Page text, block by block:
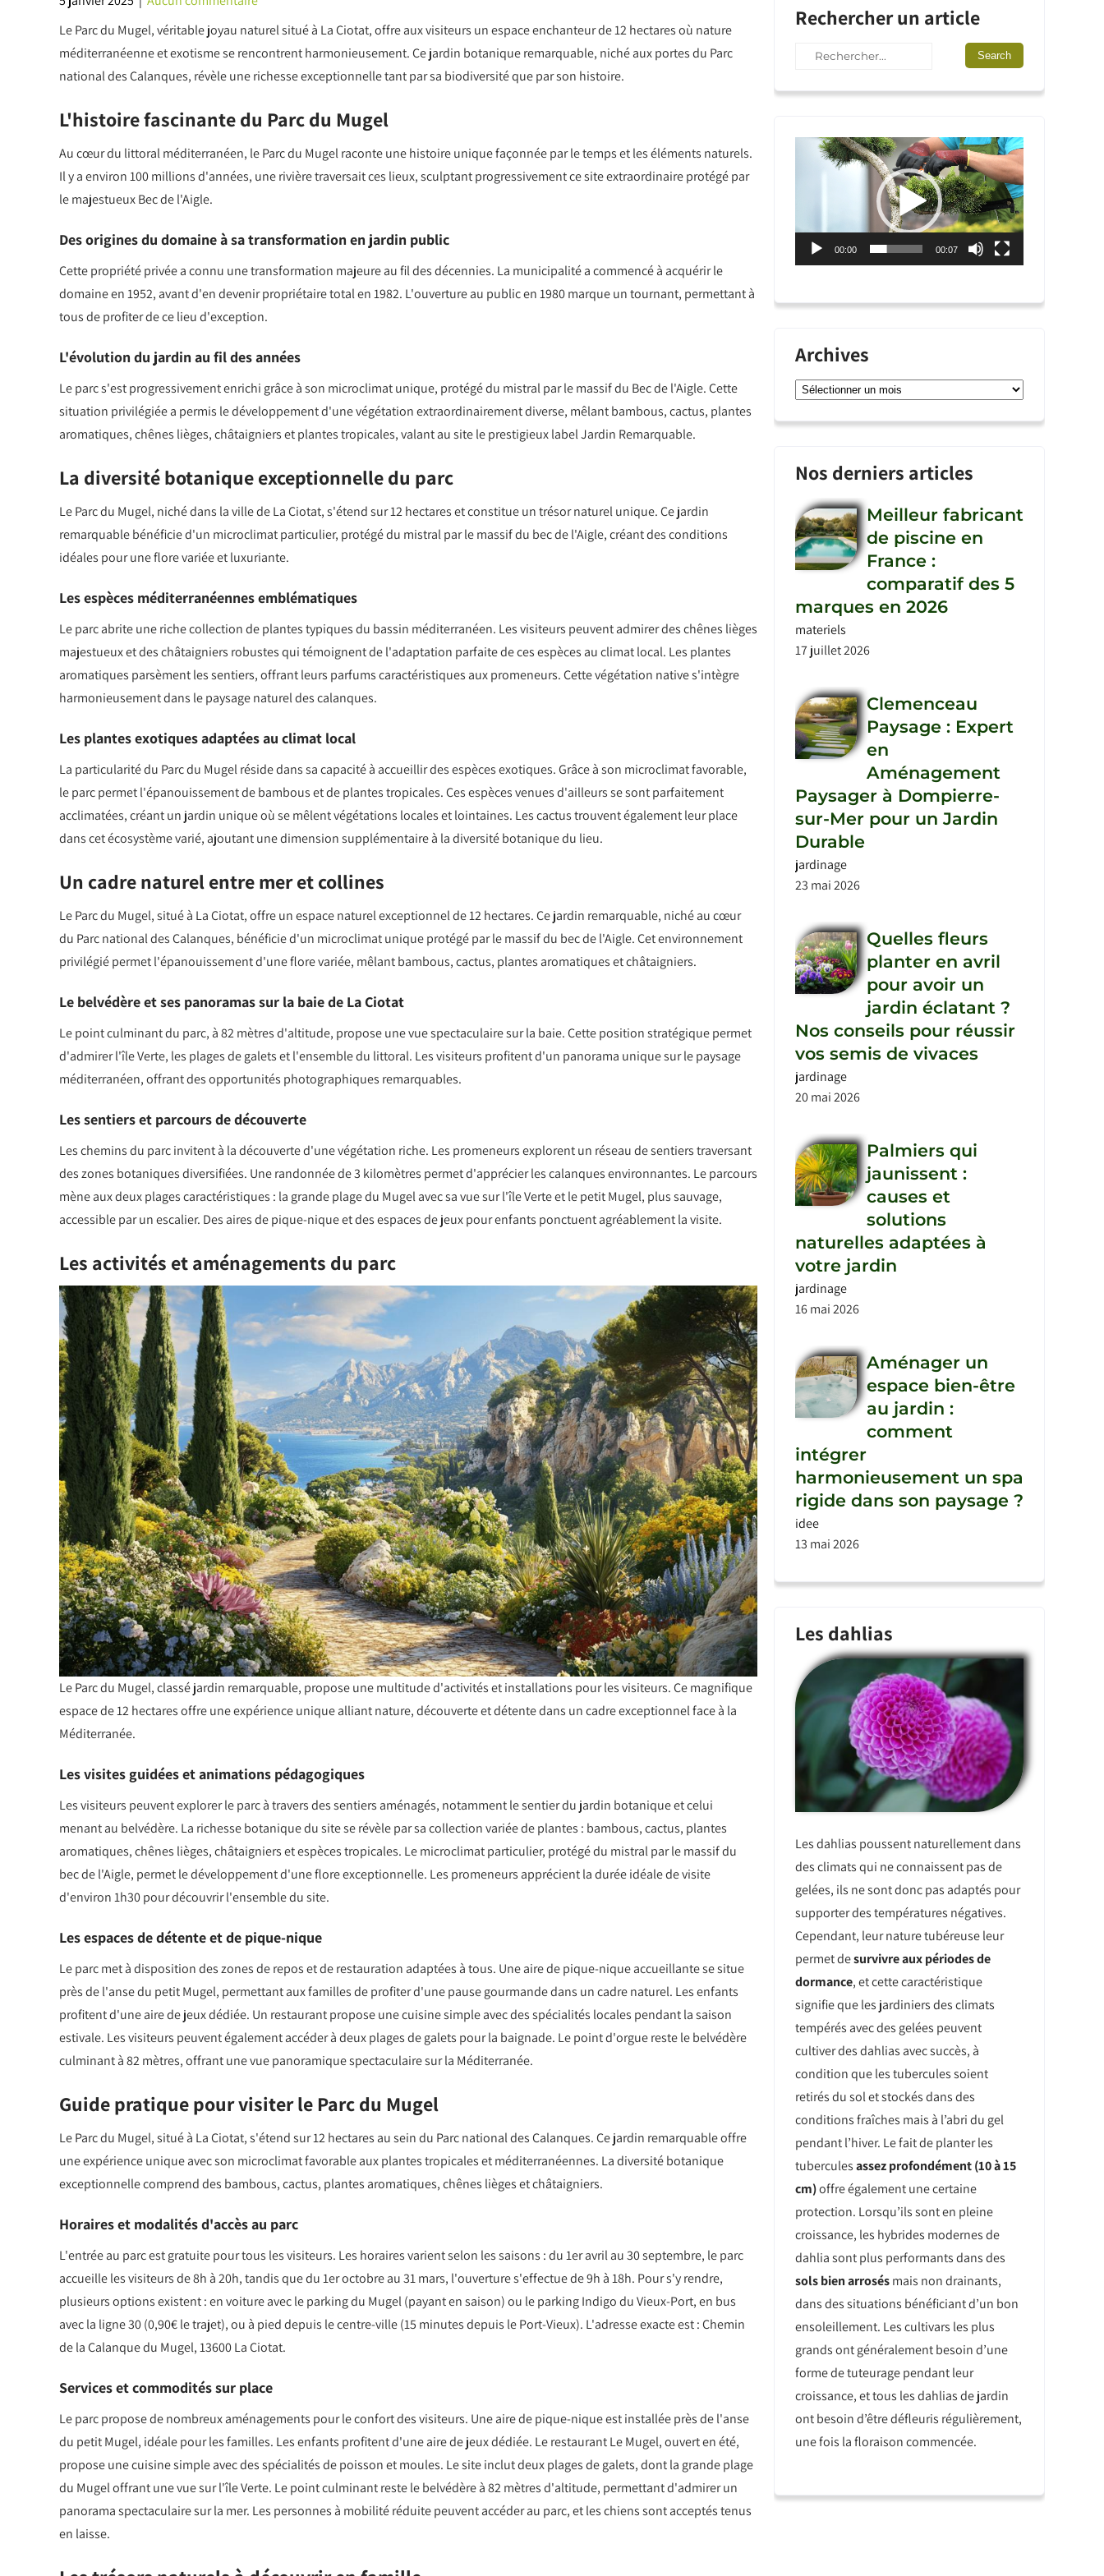
Le Parc du Mugel, véritable joyau naturel situé à La Ciotat, offre aux visiteurs un espace enchanteur de 12 hectares où nature
méditerranéenne et exotisme se rencontrent harmonieusement. Ce jardin botanique remarquable, niché aux portes du Parc
national des Calanques, révèle une richesse exceptionnelle tant par sa biodiversité que par son histoire.
L'histoire fascinante du Parc du Mugel
Au cœur du littoral méditerranéen, le Parc du Mugel raconte une histoire unique façonnée par le temps et les éléments naturels.
Il y a environ 100 millions d'années, une rivière traversait ces lieux, sculptant progressivement ce site extraordinaire protégé par
le majestueux Bec de l'Aigle.
Des origines du domaine à sa transformation en jardin public
Cette propriété privée a connu une transformation majeure au fil des décennies. La municipalité a commencé à acquérir le
domaine en 1952, avant d'en devenir propriétaire total en 1982. L'ouverture au public en 1980 marque un tournant, permettant à
tous de profiter de ce lieu d'exception.
L'évolution du jardin au fil des années
Le parc s'est progressivement enrichi grâce à son microclimat unique, protégé du mistral par le massif du Bec de l'Aigle. Cette
situation privilégiée a permis le développement d'une végétation extraordinairement diverse, mêlant bambous, cactus, plantes
aromatiques, chênes lièges, châtaigniers et plantes tropicales, valant au site le prestigieux label Jardin Remarquable.
La diversité botanique exceptionnelle du parc
Le Parc du Mugel, niché dans la ville de La Ciotat, s'étend sur 12 hectares et constitue un trésor naturel unique. Ce jardin
remarquable bénéficie d'un microclimat particulier, protégé du mistral par le massif du bec de l'Aigle, créant des conditions
idéales pour une flore variée et luxuriante.
Les espèces méditerranéennes emblématiques
Le parc abrite une riche collection de plantes typiques du bassin méditerranéen. Les visiteurs peuvent admirer des chênes lièges
majestueux et des châtaigniers robustes qui témoignent de l'adaptation parfaite de ces espèces au climat local. Les plantes
aromatiques parsèment les sentiers, offrant leurs parfums caractéristiques aux promeneurs. Cette végétation native s'intègre
harmonieusement dans le paysage naturel des calanques.
Les plantes exotiques adaptées au climat local
La particularité du Parc du Mugel réside dans sa capacité à accueillir des espèces exotiques. Grâce à son microclimat favorable,
le parc permet l'épanouissement de bambous et de plantes tropicales. Ces espèces venues d'ailleurs se sont parfaitement
acclimatées, créant un jardin unique où se mêlent végétations locales et lointaines. Les cactus trouvent également leur place
dans cet écosystème varié, ajoutant une dimension supplémentaire à la diversité botanique du lieu.
Un cadre naturel entre mer et collines
Le Parc du Mugel, situé à La Ciotat, offre un espace naturel exceptionnel de 12 hectares. Ce jardin remarquable, niché au cœur
du Parc national des Calanques, bénéficie d'un microclimat unique protégé par le massif du bec de l'Aigle. Cet environnement
privilégié permet l'épanouissement d'une flore variée, mêlant bambous, cactus, plantes aromatiques et châtaigniers.
Le belvédère et ses panoramas sur la baie de La Ciotat
Le point culminant du parc, à 82 mètres d'altitude, propose une vue spectaculaire sur la baie. Cette position stratégique permet
d'admirer l'île Verte, les plages de galets et l'ensemble du littoral. Les visiteurs profitent d'un panorama unique sur le paysage
méditerranéen, offrant des opportunités photographiques remarquables.
Les sentiers et parcours de découverte
Les chemins du parc invitent à la découverte d'une végétation riche. Les promeneurs explorent un réseau de sentiers traversant
des zones botaniques diversifiées. Une randonnée de 3 kilomètres permet d'apprécier les calanques environnantes. Le parcours
mène aux deux plages caractéristiques : la grande plage du Mugel avec sa vue sur l'île Verte et le petit Mugel, plus sauvage,
accessible par un escalier. Des aires de pique-nique et des espaces de jeux pour enfants ponctuent agréablement la visite.
Les activités et aménagements du parc
Le Parc du Mugel, classé jardin remarquable, propose une multitude d'activités et installations pour les visiteurs. Ce magnifique
espace de 12 hectares offre une expérience unique alliant nature, découverte et détente dans un cadre exceptionnel face à la
Méditerranée.
Les visites guidées et animations pédagogiques
Les visiteurs peuvent explorer le parc à travers des sentiers aménagés, notamment le sentier du jardin botanique et celui
menant au belvédère. La richesse botanique du site se révèle par sa collection variée de plantes : bambous, cactus, plantes
aromatiques, chênes lièges, châtaigniers et espèces tropicales. Le microclimat particulier, protégé du mistral par le massif du
bec de l'Aigle, permet le développement d'une flore exceptionnelle. Les promeneurs apprécient la durée idéale de visite
d'environ 1h30 pour découvrir l'ensemble du site.
Les espaces de détente et de pique-nique
Le parc met à disposition des zones de repos et de restauration adaptées à tous. Une aire de pique-nique accueillante se situe
près de l'anse du petit Mugel, permettant aux familles de profiter d'une pause gourmande dans un cadre naturel. Les enfants
profitent d'une aire de jeux dédiée. Un restaurant propose une cuisine simple avec des spécialités locales pendant la saison
estivale. Les visiteurs peuvent également accéder à deux plages de galets pour la baignade. Le point d'orgue reste le belvédère
culminant à 82 mètres, offrant une vue panoramique spectaculaire sur la Méditerranée.
Guide pratique pour visiter le Parc du Mugel
Le Parc du Mugel, situé à La Ciotat, s'étend sur 12 hectares au sein du Parc national des Calanques. Ce jardin remarquable offre
une expérience unique avec son microclimat favorable aux plantes tropicales et méditerranéennes. La diversité botanique
exceptionnelle comprend des bambous, cactus, plantes aromatiques, chênes lièges et châtaigniers.
Horaires et modalités d'accès au parc
L'entrée au parc est gratuite pour tous les visiteurs. Les horaires varient selon les saisons : du 1er avril au 30 septembre, le parc
accueille les visiteurs de 8h à 20h, tandis que du 1er octobre au 31 mars, l'ouverture s'effectue de 9h à 18h. Pour s'y rendre,
plusieurs options existent : en voiture avec le parking du Mugel (payant en saison) ou le parking Indigo du Vieux-Port, en bus
avec la ligne 30 (0,90€ le trajet), ou à pied depuis le centre-ville (15 minutes depuis le Port-Vieux). L'adresse exacte est : Chemin
de la Calanque du Mugel, 13600 La Ciotat.
Services et commodités sur place
Le parc propose de nombreux aménagements pour le confort des visiteurs. Une aire de pique-nique est installée près de l'anse
du petit Mugel, idéale pour les familles. Les enfants profitent d'une aire de jeux dédiée. Le restaurant Le Mugel, ouvert en été,
propose une cuisine simple avec des spécialités de poisson et moules. Le site inclut deux plages de galets, dont la grande plage
du Mugel offrant une vue sur l'île Verte. Le point culminant reste le belvédère à 82 mètres d'altitude, permettant d'admirer un
panorama spectaculaire sur la mer. Les personnes à mobilité réduite peuvent accéder au parc, et les chiens sont acceptés tenus
en laisse.
Rechercher un article
Lecteur
00:00 00:07
Archives
Archives
Nos derniers articles
Meilleur fabricant
de piscine en
France :
comparatif des 5
marques en 2026
materiels
17 juillet 2026
Clemenceau
Paysage : Expert
en
Aménagement
Paysager à Dompierre-
sur-Mer pour un Jardin
Durable
jardinage
23 mai 2026
Quelles fleurs
planter en avril
pour avoir un
jardin éclatant ?
Nos conseils pour réussir
vos semis de vivaces
jardinage
20 mai 2026
Palmiers qui
jaunissent :
causes et
solutions
naturelles adaptées à
votre jardin
jardinage
16 mai 2026
Aménager un
espace bien-être
au jardin :
comment
intégrer
harmonieusement un spa
rigide dans son paysage ?
idee
13 mai 2026
Les dahlias
Les dahlias poussent naturellement dans
des climats qui ne connaissent pas de
gelées, ils ne sont donc pas adaptés pour
supporter des températures négatives.
Cependant, leur nature tubéreuse leur
permet desurvivre aux périodes de
dormance, et cette caractéristique
signifie que les jardiniers des climats
tempérés avec des gelées peuvent
cultiver des dahlias avec succès, à
condition que les tubercules soient
retirés du sol et stockés dans des
conditions fraîches mais à l’abri du gel
pendant l’hiver. Le fait de planter les
tuberculesassez profondément (10 à 15
cm)offre également une certaine
protection. Lorsqu’ils sont en pleine
croissance, les hybrides modernes de
dahlia sont plus performants dans des
sols bien arrosésmais non drainants,
dans des situations bénéficiant d’un bon
ensoleillement. Les cultivars les plus
grands ont généralement besoin d’une
forme de tuteurage pendant leur
croissance, et tous les dahlias de jardin
ont besoin d’être défleuris régulièrement,
une fois la floraison commencée.